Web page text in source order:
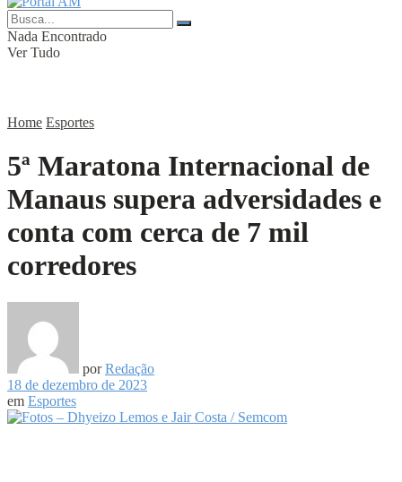
Nada Encontrado
Ver Tudo
Home Esportes
5ª Maratona Internacional de
Manaus supera adversidades e
conta com cerca de 7 mil
corredores
por Redação
18 de dezembro de 2023
em Esportes